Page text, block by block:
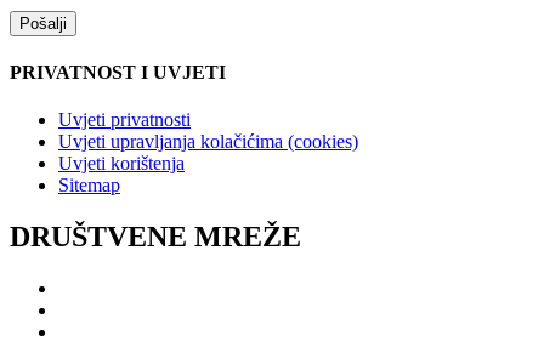
PRIVATNOST I UVJETI
Uvjeti privatnosti
Uvjeti upravljanja kolačićima (cookies)
Uvjeti korištenja
Sitemap
DRUŠTVENE MREŽE